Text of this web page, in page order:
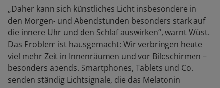
„Daher kann sich künstliches Licht insbesondere in
den Morgen- und Abendstunden besonders stark auf
die innere Uhr und den Schlaf auswirken“, warnt Wüst.
Das Problem ist hausgemacht: Wir verbringen heute
viel mehr Zeit in Innenräumen und vor Bildschirmen –
besonders abends. Smartphones, Tablets und Co.
senden ständig Lichtsignale, die das Melatonin